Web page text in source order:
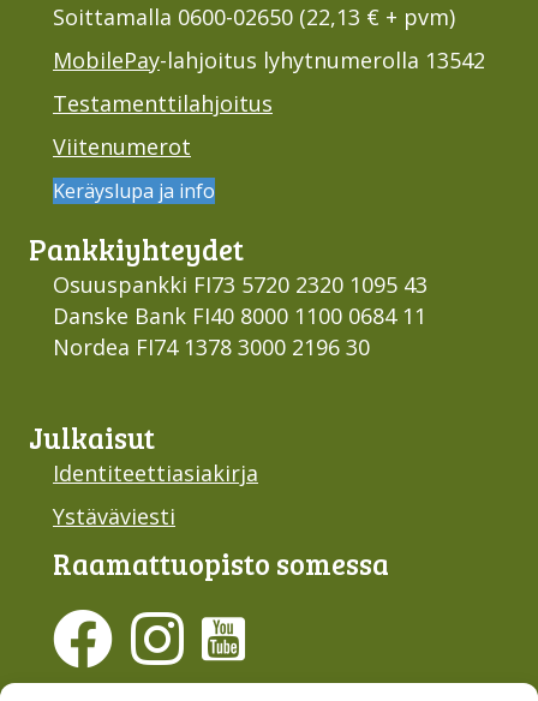
Soittamalla 0600-02650 (22,13 € + pvm)
MobilePay-lahjoitus lyhytnumerolla 13542
Testamenttilahjoitus
Viitenumerot
Keräyslupa ja info
Pankki­yhteydet
Osuuspankki FI73 5720 2320 1095 43
Danske Bank FI40 8000 1100 0684 11
Nordea FI74 1378 3000 2196 30
Julkaisut
Identiteettiasiakirja
Ystäväviesti
Raamattu­opisto somessa